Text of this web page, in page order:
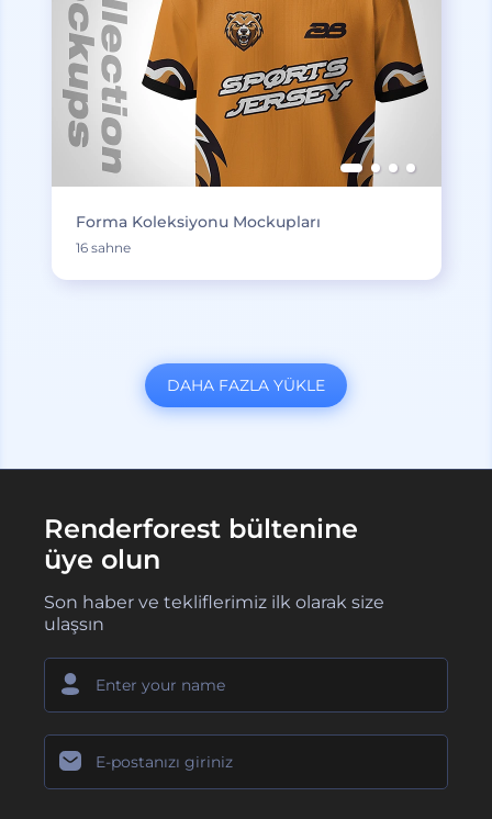
Forma Koleksiyonu Mockupları
16 sahne
DAHA FAZLA YÜKLE
Renderforest bültenine
üye olun
Son haber ve tekliflerimiz ilk olarak size
ulaşsın